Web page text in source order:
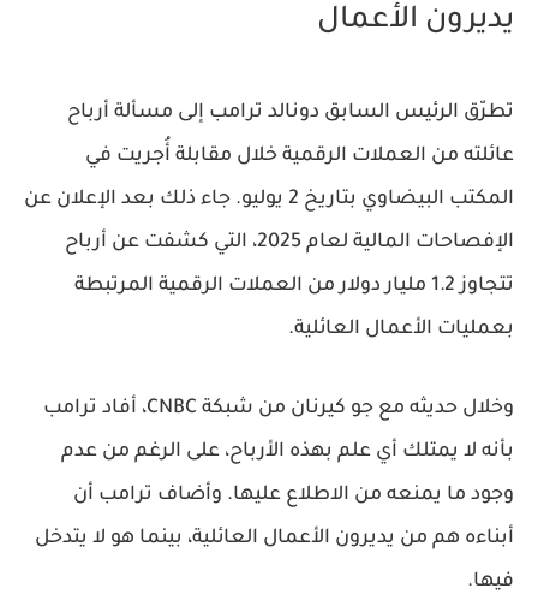
يديرون الأعمال
تطرّق الرئيس السابق دونالد ترامب إلى مسألة أرباح
عائلته من العملات الرقمية خلال مقابلة أُجريت في
المكتب البيضاوي بتاريخ 2 يوليو. جاء ذلك بعد الإعلان عن
الإفصاحات المالية لعام 2025، التي كشفت عن أرباح
تتجاوز 1.2 مليار دولار من العملات الرقمية المرتبطة
بعمليات الأعمال العائلية.
وخلال حديثه مع جو كيرنان من شبكة CNBC، أفاد ترامب
بأنه لا يمتلك أي علم بهذه الأرباح، على الرغم من عدم
وجود ما يمنعه من الاطلاع عليها. وأضاف ترامب أن
أبناءه هم من يديرون الأعمال العائلية، بينما هو لا يتدخل
فيها.